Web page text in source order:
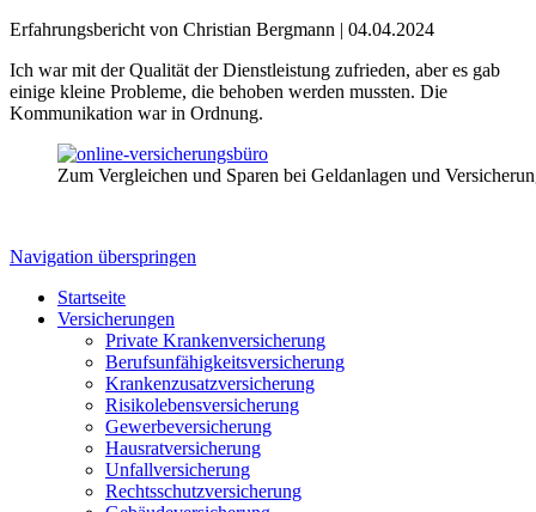
Erfahrungsbericht von Christian Bergmann | 04.04.2024
Ich war mit der Qualität der Dienstleistung zufrieden, aber es gab
einige kleine Probleme, die behoben werden mussten. Die
Kommunikation war in Ordnung.
Zum Vergleichen und Sparen bei Geldanlagen und
Navigation überspringen
Startseite
Versicherungen
Private Krankenversicherung
Berufsunfähigkeitsversicherung
Krankenzusatzversicherung
Risikolebensversicherung
Gewerbeversicherung
Hausratversicherung
Unfallversicherung
Rechtsschutzversicherung